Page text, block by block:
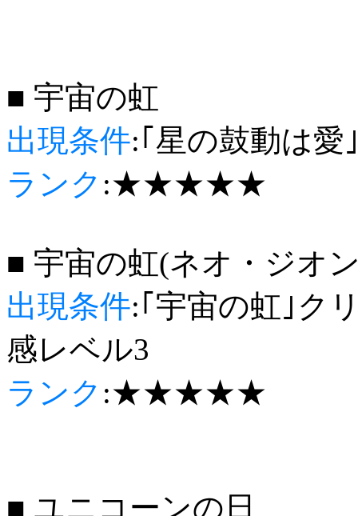
■ 宇宙の虹
出現条件:｢星の鼓動は愛
ランク :★★★★★
■ 宇宙の虹(ネオ・ジオ
出現条件:｢宇宙の虹｣ク
感レベル3
ランク :★★★★★
■ ユニコーンの日